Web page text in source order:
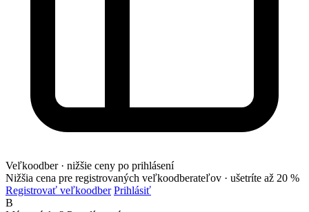
Veľkoodber · nižšie ceny po prihlásení
Nižšia cena pre registrovaných veľkoodberateľov · ušetríte až 20 %
Registrovať veľkoodber Prihlásiť
B